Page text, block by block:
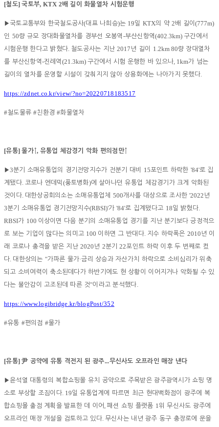
[철도]국토부, KTX 2배 길이 화물열차 시험운행
▶국토교통부와 한국철도공사(대표 나희승)는 19일KTX의 약2배 길이(777m)
인 50량 규모 장대화물열차를 경부선 오봉역 -부산신항역(402.3km)구간에서
시험운행 한다고 밝혔다. 철도공사는 지난2017 년 길이 1.2km 80량 장대열차
를 부산신항역-진례역 (21.3km) 구간에서 시험 운행한 바 있으나, 1km가 넘는
길이의 열차를 운영할 시설이 갖춰지지 않아 상용화에는 나아가지 못했다.
https://zdnet.co.kr/view/?no=20220718183517
#철도물류#친환경#화물열차
[유통]물가↑, 유통업 체감경기 악화 편의점만↑
▶3분기 소매유통업의 경기전망지수가 전분기 대비 15포인트 하락한 '84'로 집
계됐다. 코로나 엔데믹 (풍토병화)에 살아나던 유통업 체감경기가 크게 악화된
것이다. 대한상공회의소는 소매유통업체 500개사를 대상으로 조사한'2022 년
3분기 소매유통업 경기전망지수(RBSI)'가'84'로 집계됐다고 18일 밝혔다.
RBSI가 100 이상이면 다음 분기의 소매유통업 경기를 지난 분기보다 긍정적으
로 보는 기업이 많다는 의미고 100 이하면 그 반대다. 지수 하락폭은 2010 년 이
래 코로나 충격을 받은 지난2020 년 2분기22포인트 하락 이후 두 번째로 컸
다. 대한상의는 "가파른 물가·금리 상승과 자산가치 하락으로 소비심리가 위축
되고 소비여력이 축소된데다가 하반기에도 현 상황이 이어지거나 악화될 수 있
다는 불안감이 고조된데 따른 것"이라고 분석했다.
https://www.logibridge.kr/blogPost/352
#유통 #편의점 #물가
[유통]尹 공약에 유통 격전지 된 광주...무신사도 오프라인 매장 낸다
▶윤석열 대통령의 복합쇼핑몰 유치 공약으로 주목받은 광주광역시가 쇼핑 명
소로 부상할 조짐이다. 19일 유통업계에 따르면 최근 현대백화점이 광주에 복
합쇼핑몰 출점 계획을 발표한 데 이어 ,패션 쇼핑 플랫폼 1위 무신사도 광주에
오프라인 매장 개설을 검토하고 있다. 무신사는 내년 광주 동구 충장로에 문을